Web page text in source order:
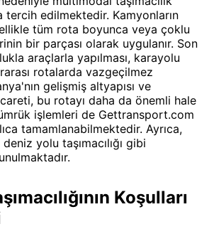
tercih edilmektedir. Kamyonların
tüm rota boyunca veya çoklu
bir parçası olarak uygulanır. Son
araçlarla yapılması, karayolu
rotalarda vazgeçilmez
gelişmiş altyapısı ve
bu rotayı daha da önemli hale
işlemleri de Gettransport.com
tamamlanabilmektedir. Ayrıca,
yolu taşımacılığı gibi
Koşulları